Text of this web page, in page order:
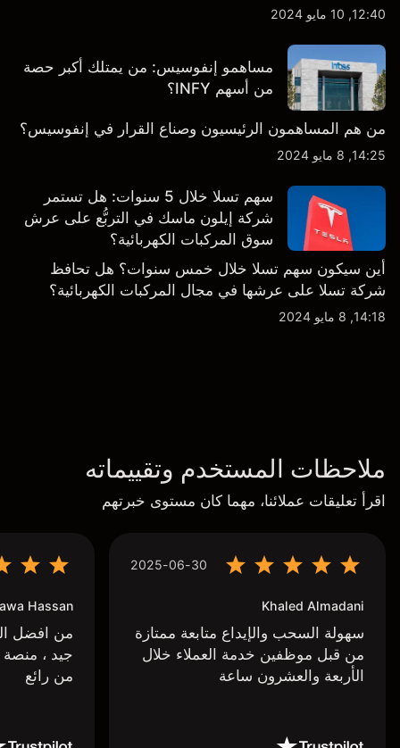
12:40, 10 مايو 2024
مساهمو إنفوسيس: من يمتلك أكبر حصة
من أسهم INFY؟
من هم المساهمون الرئيسيون وصناع القرار في إنفوسيس؟
14:25, 8 مايو 2024
سهم تسلا خلال 5 سنوات: هل تستمر
شركة إيلون ماسك في التربُّع على عرش
سوق المركبات الكهربائية؟
أين سيكون سهم تسلا خلال خمس سنوات؟ هل تحافظ
شركة تسلا على عرشها في مجال المركبات الكهربائية؟
14:18, 8 مايو 2024
ملاحظات المستخدم وتقييماته
اقرأ تعليقات عملائنا، مهما كان مستوى خبرتهم
2025-06-30
Khaled Almadani
سهولة السحب والإيداع متابعة ممتازة
من قبل موظفين خدمة العملاء خلال
الأربعة والعشرون ساعة
Hassan
من افضل
جيد ،
من رائع